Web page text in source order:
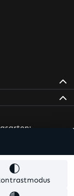
Tab
in neuem Tab
– öffnet in
neuem Tab